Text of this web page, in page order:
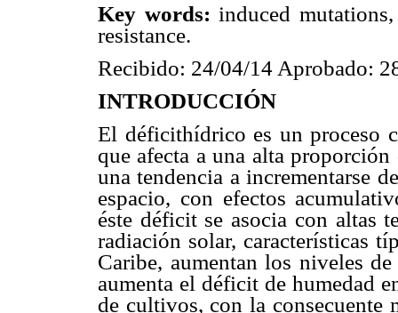
Key words: induced
resistance.
Recibido: 24/04/14 Aprobado:
INTRODUCCIÓN
El déficithídrico es un proceso
que afecta a una alta
una tendencia a incrementarse
espacio, con efectos
éste déficit se asocia con altas
radiación solar, características
Caribe, aumentan los niveles
aumenta el déficit de humedad
de cultivos, con la consecuente